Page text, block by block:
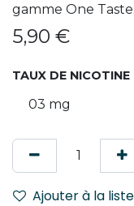
gamme One Taste.
5,90 €
TAUX DE NICOTINE
Ajouter à la